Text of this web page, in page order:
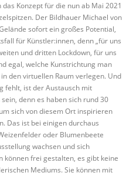
Konzept für die nun ab Mai 2021
Der Bildhauer Michael von
sofort ein großes Potential,
für Künstler:innen, denn „für uns
und dritten Lockdown, für uns
egal, welche Kunstrichtung man
den virtuellen Raum verlegen. Und
fehlt, ist der Austausch mit
denn es haben sich rund 30
sich von diesem Ort inspirieren
Das ist bei einigen durchaus
oder Blumenbeete
wachsen und sich
können frei gestalten, es gibt keine
Mediums. Sie können mit